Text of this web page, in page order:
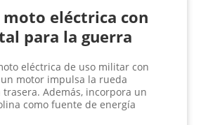
moto eléctrica con
para la guerra
eléctrica de uso militar con
motor impulsa la rueda
Además, incorpora un
como fuente de energía